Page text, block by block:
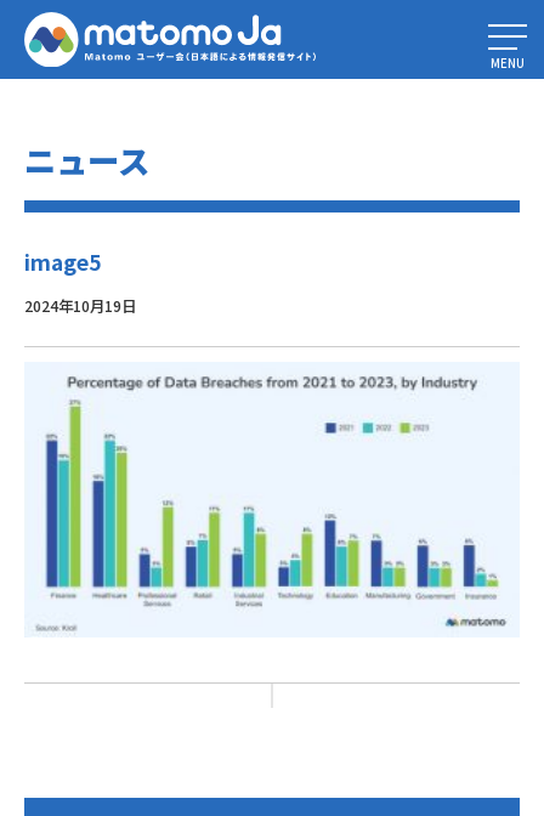
Home» フィンテックとフィンサーブの最大のデータ解析課題を克服する
image5
MENU
ニュース
image5
2024年10月19日